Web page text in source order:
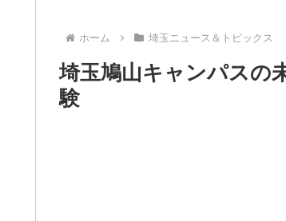
ホーム 埼玉ニュース＆トピックス
埼玉鳩山キャンパスの
験